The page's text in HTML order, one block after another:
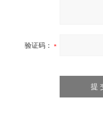
验证码：